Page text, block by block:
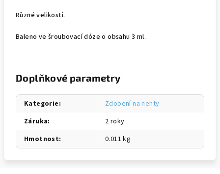
Různé velikosti.
Baleno ve šroubovací dóze o obsahu 3 ml.
Doplňkové parametry
Kategorie:
Zdobení na nehty
Záruka:
2 roky
Hmotnost: 0.011 kg